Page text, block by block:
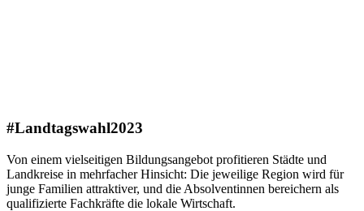
#Landtagswahl2023
Von einem vielseitigen Bildungsangebot profitieren Städte und
Landkreise in mehrfacher Hinsicht: Die jeweilige Region wird für
junge Familien attraktiver, und die Absolventinnen bereichern als
qualifizierte Fachkräfte die lokale Wirtschaft.